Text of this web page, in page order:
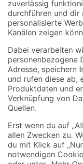
Zur Newsletter
Folge uns
Zahlungsarten
Sicher einkaufen
Jetzt die toom-App